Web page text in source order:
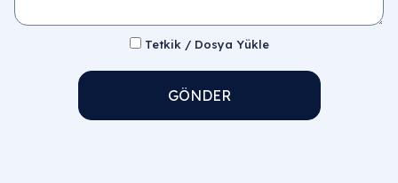
Tetkik / Dosya Yükle
GÖNDER